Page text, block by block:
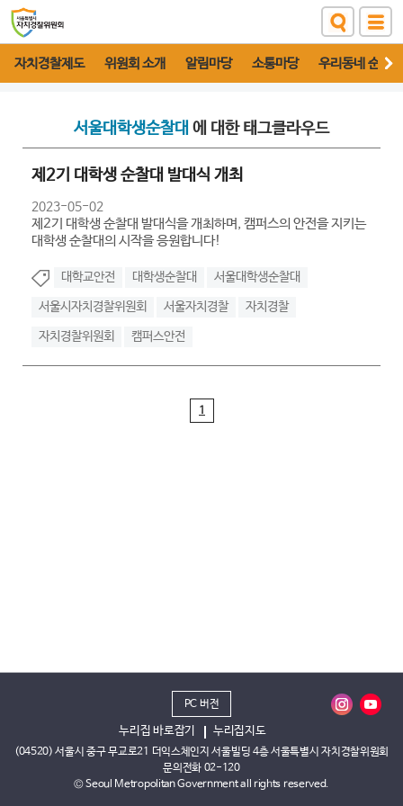
자치경찰제도 위원회 소개 알림마당 소통마당 우리동네 순찰대
서울대학생순찰대 에 대한 태그클라우드
제2기 대학생 순찰대 발대식 개최
2023-05-02
제2기 대학생 순찰대 발대식을 개최하며, 캠퍼스의 안전을 지키는
대학생 순찰대의 시작을 응원합니다!
대학교안전 대학생순찰대 서울대학생순찰대
서울시자치경찰위원회 서울자치경찰 자치경찰
자치경찰위원회 캠퍼스안전
1
PC 버전
누리집 바로잡기 누리집지도
(04520) 서울시 중구 무교로21 더익스체인지 서울빌딩 4층 서울특별시 자치경찰위원회
문의전화 02-120
© Seoul Metropolitan Government all rights reserved.